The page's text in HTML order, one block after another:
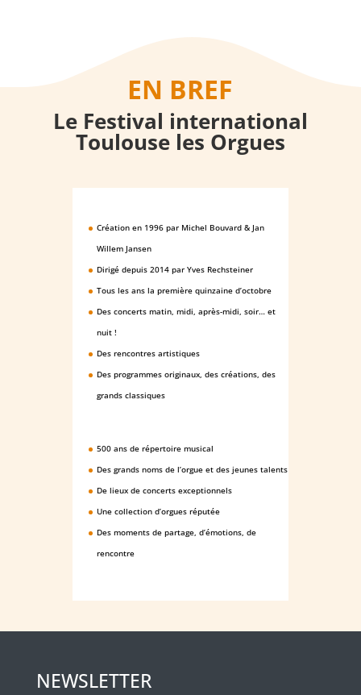
EN BREF
Le Festival international
Toulouse les Orgues
Création en 1996 par Michel Bouvard & Jan
Willem Jansen
Dirigé depuis 2014 par Yves Rechsteiner
Tous les ans la première quinzaine d’octobre
Des concertsmatin, midi, après-midi, soir… et
nuit !
Des rencontres artistiques
Des programmes originaux, des créations, des
grands classiques
500 ans de répertoire musical
Des grands noms de l’orgue et des jeunes talents
De lieux de concerts exceptionnels
Une collection d’orgues réputée
Des moments de partage, d’émotions, de
rencontre
NEWSLETTER